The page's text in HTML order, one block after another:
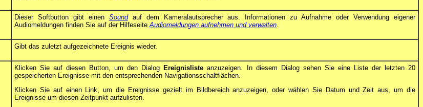
Dieser Softbutton gibt einen Soundauf dem Kameralautsprecher aus. Informationen zu Aufnahme oder Verwendung eigener
Audiomeldungen finden Sie auf der Hilfeseite Audiomeldungen aufnehmen und verwalten
Gibt das zuletzt aufgezeichnete Ereignis wieder.
Klicken Sie auf diesen Button, um den Dialog Ereignisliste anzuzeigen. In diesem Dialog sehen Sie eine Liste der letzten 20
gespeicherten Ereignisse mit den entsprechenden Navigationsschaltflächen.
Klicken Sie auf einen Link, um die Ereignisse gezielt im Bildbereich anzuzeigen, oder wählen Sie Datum und Zeit aus, um die
Ereignisse um diesen Zeitpunkt aufzulisten.